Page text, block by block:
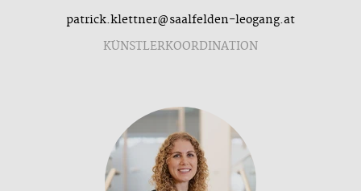
patrick.klettner@saalfelden-leogang.at
KÜNSTLERKOORDINATION